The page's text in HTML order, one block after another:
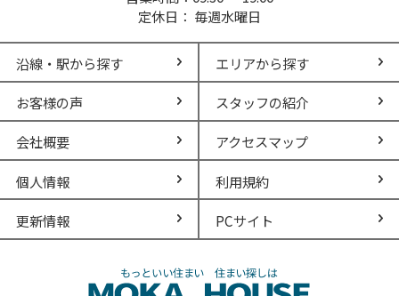
定休日： 毎週水曜日
沿線・駅から探す エリアから探す
お客様の声 スタッフの紹介
会社概要 アクセスマップ
個人情報 利用規約
更新情報 PCサイト